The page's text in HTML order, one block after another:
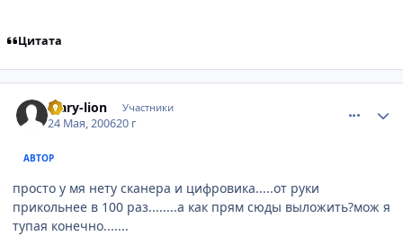
Цитата
Mary-lion Участники
24 Мая, 200620 г
АВТОР
просто у мя нету сканера и цифровика.....от руки
прикольнее в 100 раз........а как прям сюды выложить?мож я
тупая конечно.......